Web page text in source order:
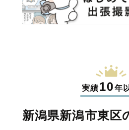
実績10年
新潟県新潟市東区